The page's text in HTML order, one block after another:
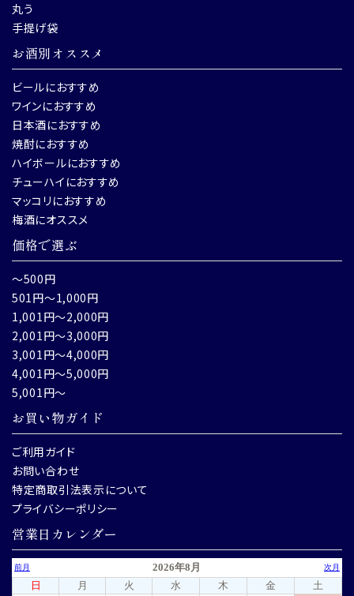
丸う
手提げ袋
お酒別オススメ
ビールにおすすめ
ワインにおすすめ
日本酒におすすめ
焼酎におすすめ
ハイボールにおすすめ
チューハイにおすすめ
マッコリにおすすめ
梅酒にオススメ
価格で選ぶ
～500円
501円～1,000円
1,001円～2,000円
2,001円～3,000円
3,001円～4,000円
4,001円～5,000円
5,001円～
お買い物ガイド
ご利用ガイド
お問い合わせ
特定商取引法表示について
プライバシーポリシー
営業日カレンダー